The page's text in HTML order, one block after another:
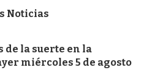
Noticias
de la suerte en la
miércoles 5 de agosto